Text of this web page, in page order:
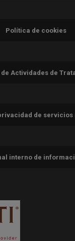
Política de cookies
de Actividades de
de
interno de